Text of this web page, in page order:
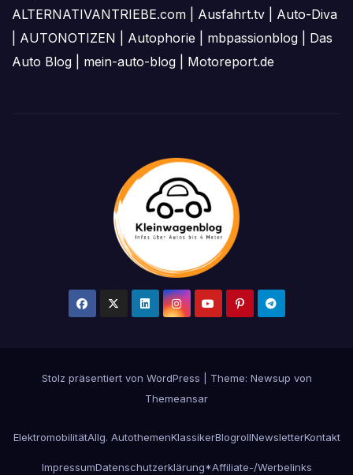
ALTERNATIVANTRIEBE.com
Ausfahrt.tv
Auto-Diva
AUTONOTIZEN Autophorie mbpassionblog
Das
Auto Blog
mein-auto-blog Motoreport.de
Stolz präsentiert von WordPress
Theme: Newsup von
Themeansar
ElektromobilitätAllg. AutothemenKlassikerBlogrollNewsletterKontakt
ImpressumDatenschutzerklärung*Affiliate-/Werbelinks